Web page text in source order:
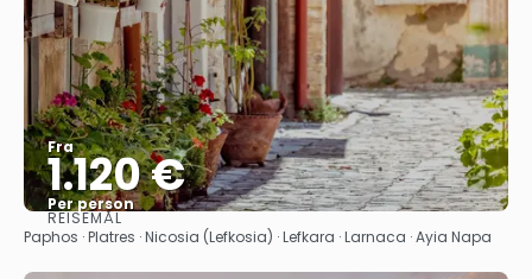
Fra
1.120 €
Per person
Se
REISEMÅL
Paphos · Platres · Nicosia (Lefkosia) · Lefkara · Larnaca · Ayia Napa